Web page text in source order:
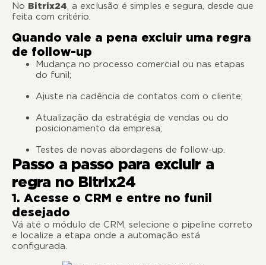
No Bitrix24, a exclusão é simples e segura, desde que
feita com critério.
Quando vale a pena excluir uma regra
de follow-up
Mudança no processo comercial ou nas etapas
do funil;
Ajuste na cadência de contatos com o cliente;
Atualização da estratégia de vendas ou do
posicionamento da empresa;
Testes de novas abordagens de follow-up.
Passo a passo para excluir a
regra no Bitrix24
1. Acesse o CRM e entre no funil
desejado
Vá até o módulo de CRM, selecione o pipeline correto
e localize a etapa onde a automação está
configurada.